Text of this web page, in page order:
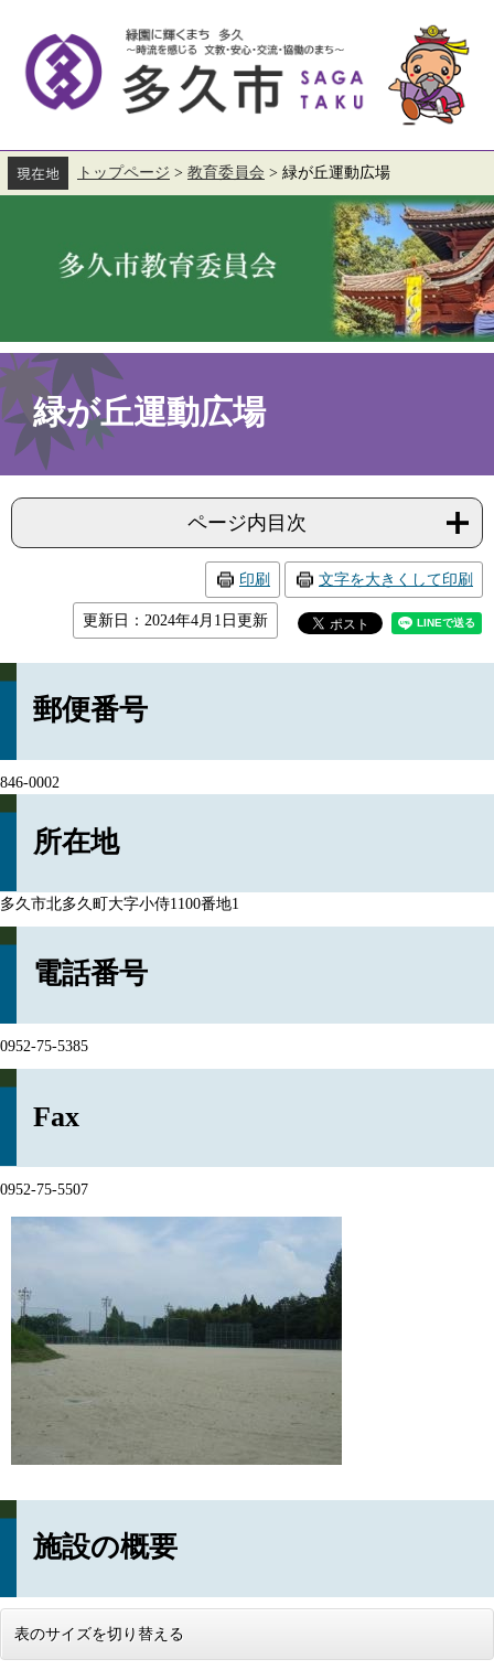
す。
し
本
トップページ > 教育委員会 > 緑が丘運動広場
本
文
緑が丘運動広場
ページ内目次
印刷 文字を大きくして印刷
更新日：2024年4月1日更新
郵便番号
846-0002
所在地
多久市北多久町大字小侍1100番地1
電話番号
0952-75-5385
Fax
0952-75-5507
施設の概要
表のサイズを切り替える